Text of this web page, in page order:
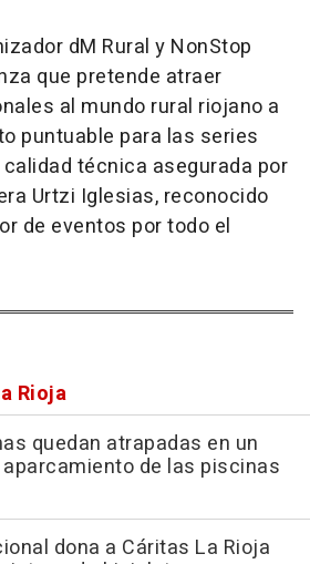
dM Rural y NonStop
que pretende atraer
al mundo rural riojano a
puntuable para las series
técnica asegurada por
Urtzi Iglesias, reconocido
de eventos por todo el
Rioja
quedan atrapadas en un
de las piscinas
dona a Cáritas La Rioja